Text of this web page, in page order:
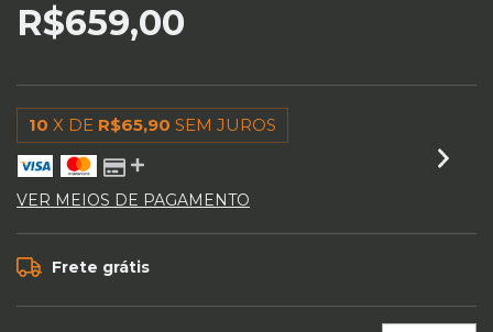
R$659,00
10 X DE R$65,90 SEM JUROS
VER MEIOS DE PAGAMENTO
Frete grátis